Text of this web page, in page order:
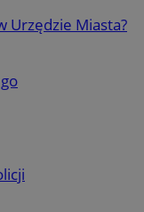
Urzędzie Miasta?